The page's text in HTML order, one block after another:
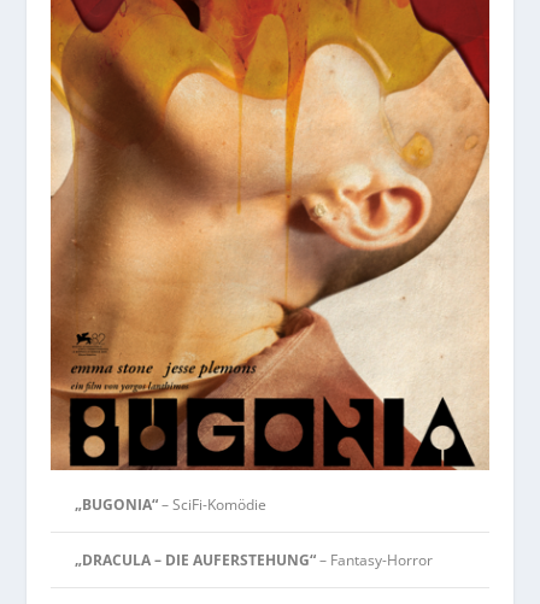
„BUGONIA“– SciFi-Komödie
„DRACULA – DIE AUFERSTEHUNG“– Fantasy-Horror